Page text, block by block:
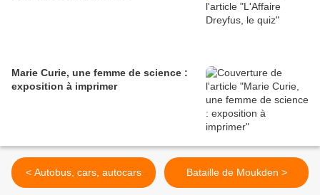
Marie Curie, une femme de science :
exposition à imprimer
< Autobus, cars, autocars Bataille de Moukden >